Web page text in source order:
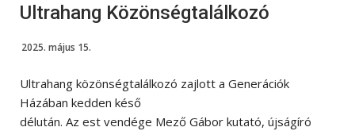
Ultrahang Közönségtalálkozó
2025. május 15.
Ultrahang közönségtalálkozó zajlott a Generációk
Házában kedden késő
délután. Az est vendége Mező Gábor kutató, újságíró